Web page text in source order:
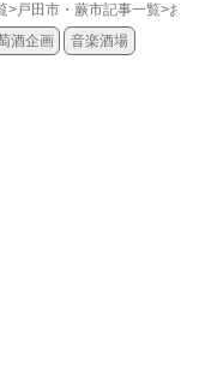
>戸田市・蕨市記事一覧>お
酒企画 音楽酒場